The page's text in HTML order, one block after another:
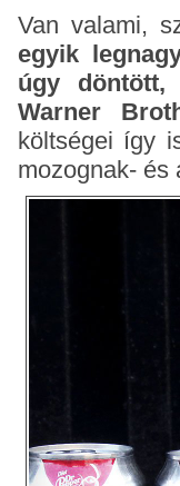
Van valami,
egyik
úgy döntött,
Warner
költségei így
mozognak- és